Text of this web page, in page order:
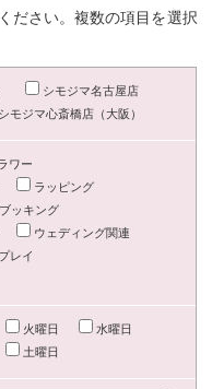
ださい。複数の項目を選択
シモジマ名古屋店
シモジマ心斎橋店（大阪）
ワー
ラッピング
ッキング
ウェディング関連
レイ
火曜日
水曜日
土曜日